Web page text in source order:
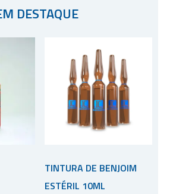
DESTAQUE
TINTURA DE BENJOIM
ESTÉRIL 10ML